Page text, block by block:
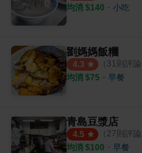
均消 $140 ・ 小吃
劉媽媽飯糰
4.3 （ 31 則評論
均消 $75 ・ 早餐
青島豆漿店
4.5 （ 27則評論
均消 $100 ・ 早餐